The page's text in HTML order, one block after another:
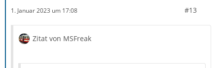
1. Januar 2023 um 17:08 #13
Zitat von MSFreak